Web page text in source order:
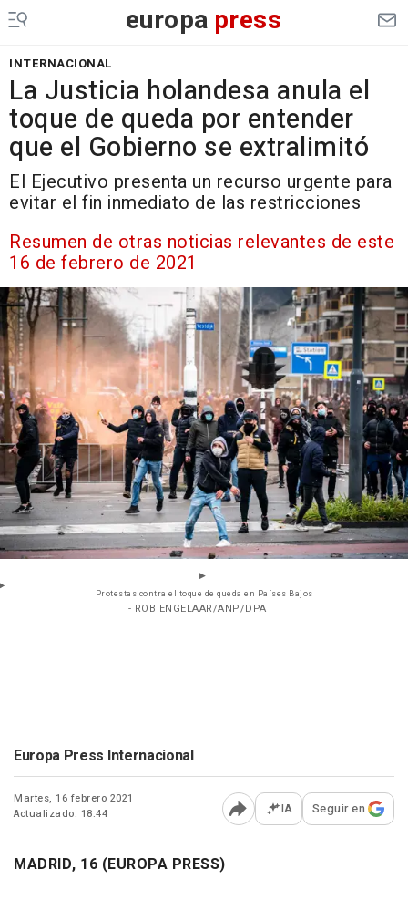
europa press
INTERNACIONAL
La Justicia holandesa anula el
toque de queda por entender
que el Gobierno se extralimitó
El Ejecutivo presenta un recurso urgente para
evitar el fin inmediato de las restricciones
Resumen de otras noticias relevantes de este
16 de febrero de 2021
Protestas contra el toque de queda en Países Bajos
- ROB ENGELAAR/ANP/DPA
Europa Press Internacional
Martes, 16 febrero 2021
Actualizado: 18:44
Abrir opciones para
IA Seguir en
MADRID, 16 (EUROPA PRESS)